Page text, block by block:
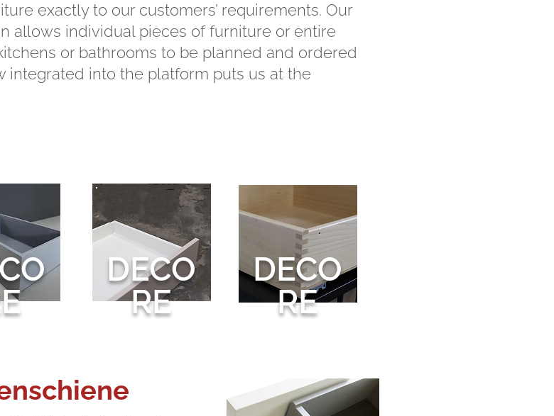
exactly to our customers’ requirements. Our
allows individual pieces of furniture or entire
or bathrooms to be planned and ordered
integrated into the platform puts us at the
DECO
RE
DECO
RE